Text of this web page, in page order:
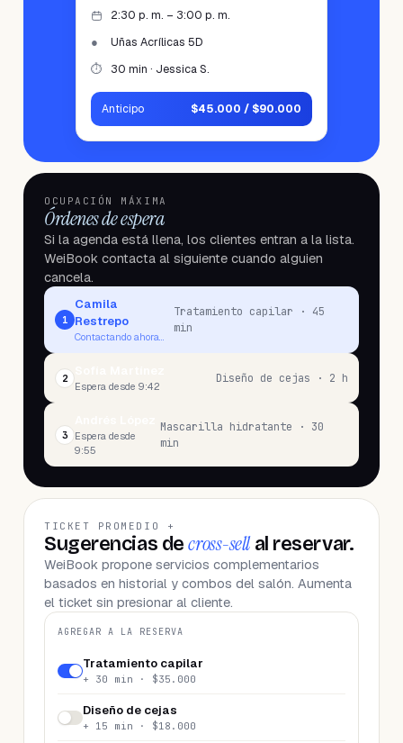
2:30 p. m. – 3:00 p. m.
●
Uñas Acrílicas 5D
⏱
30 min · Jessica S.
Anticipo $45.000 / $90.000
OCUPACIÓN MÁXIMA
Órdenes de espera
Si la agenda está llena, los clientes entran a la lista.
WeiBook contacta al siguiente cuando alguien
cancela.
1
Camila
Restrepo
Contactando ahora…
Tratamiento capilar · 45
min
2
Espera desde 9:42
Diseño de cejas · 2 h
3
Espera desde
9:55
Mascarilla hidratante · 30
min
TICKET PROMEDIO +
Sugerencias decross-sellal reservar.
WeiBook propone servicios complementarios
basados en historial y combos del salón. Aumenta
el ticket sin presionar al cliente.
AGREGAR A LA RESERVA
Tratamiento capilar
+ 30 min · $35.000
Diseño de cejas
+ 15 min · $18.000